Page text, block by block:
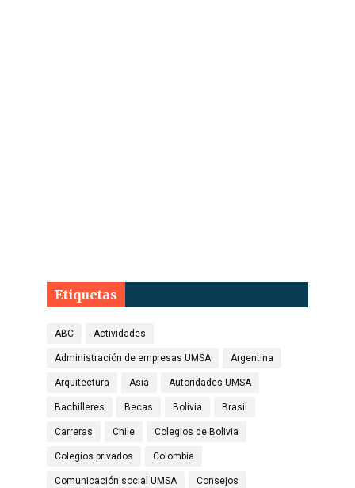
Etiquetas
ABC Actividades
Administración de empresas UMSA Argentina
Arquitectura Asia Autoridades UMSA
Bachilleres Becas Bolivia Brasil
Carreras Chile Colegios de Bolivia
Colegios privados Colombia
Comunicación social UMSA Consejos